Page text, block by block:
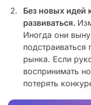
Без новых идей
развиваться.
Иногда они
рынка. Если
воспринимать
потерять